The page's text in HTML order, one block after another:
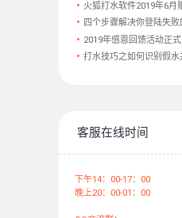
火狐打水软件2019年6月
四个步骤解决你登陆失败
2019年感恩回馈活动正
打水技巧之如何识别假
客服在线时间
下午14：00-17：00
晚上20：00-01：00